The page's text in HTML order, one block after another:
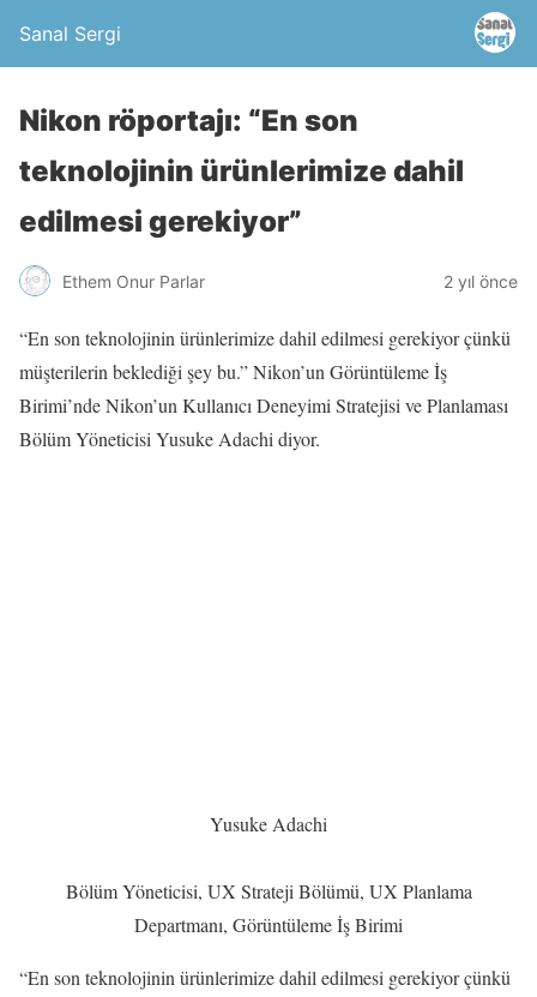
Sanal Sergi
Nikon röportajı: “En son
teknolojinin ürünlerimize dahil
edilmesi gerekiyor”
Ethem Onur Parlar 2 yıl önce
“En son teknolojinin ürünlerimize dahil edilmesi gerekiyor çünkü
müşterilerin beklediği şey bu.” Nikon’un Görüntüleme İş
Birimi’nde Nikon’un Kullanıcı Deneyimi Stratejisi ve Planlaması
Bölüm Yöneticisi Yusuke Adachi diyor.
Yusuke Adachi
Bölüm Yöneticisi, UX Strateji Bölümü, UX Planlama
Departmanı, Görüntüleme İş Birimi
“En son teknolojinin ürünlerimize dahil edilmesi gerekiyor çünkü